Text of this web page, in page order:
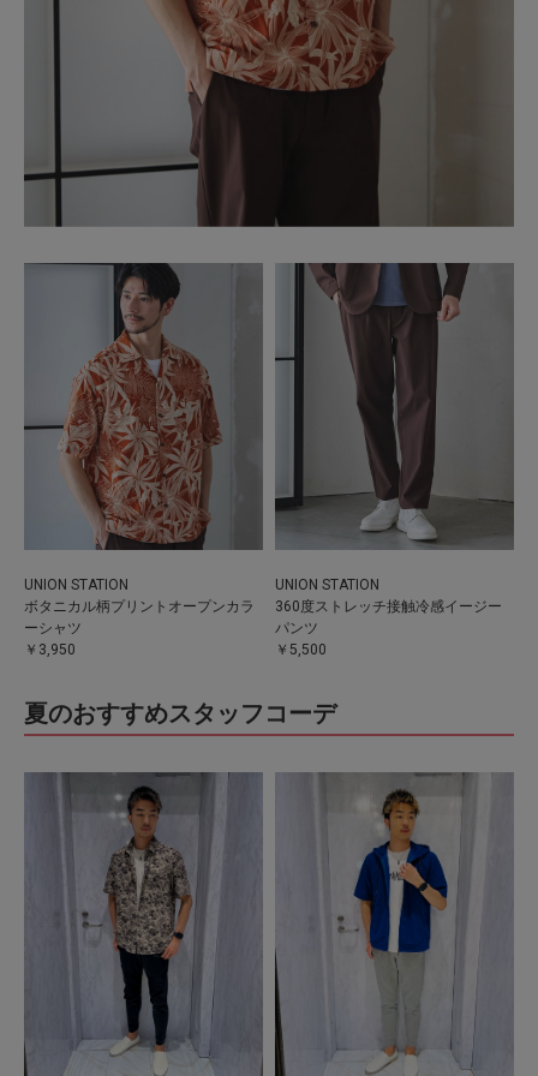
UNION STATION
ボタニカル柄プリントオープンカラ
ーシャツ
￥3,950
UNION STATION
360度ストレッチ接触冷感イージー
パンツ
￥5,500
夏のおすすめスタッフコーデ